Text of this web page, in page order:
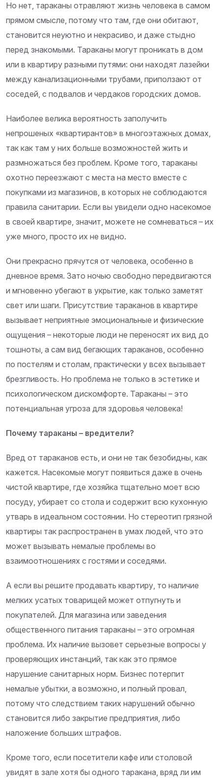
Но нет, тараканы отравляют жизнь человека в самом
прямом смысле, потому что там, где они обитают,
становится неуютно и некрасиво, и даже стыдно
перед знакомыми. Тараканы могут проникать в дом
или в квартиру разными путями: они находят лазейки
между канализационными трубами, приползают от
соседей, с подвалов и чердаков городских домов.
Наиболее велика вероятность заполучить
непрошеных «квартирантов» в многоэтажных домах,
так как там у них больше возможностей жить и
размножаться без проблем. Кроме того, тараканы
охотно переезжают с места на место вместе с
покупками из магазинов, в которых не соблюдаются
правила санитарии. Если вы увидели одно насекомое
в своей квартире, значит, можете не сомневаться – их
уже много, просто их не видно.
Они прекрасно прячутся от человека, особенно в
дневное время. Зато ночью свободно передвигаются
и мгновенно убегают в укрытие, как только заметят
свет или шаги. Присутствие тараканов в квартире
вызывает неприятные эмоциональные и физические
ощущения – некоторые люди не переносят их вид до
тошноты, а сам вид бегающих тараканов, особенно
по постелям и столам, практически у всех вызывает
брезгливость. Но проблема не только в эстетике и
психологическом дискомфорте. Тараканы – это
потенциальная угроза для здоровья человека!
Почему тараканы – вредители?
Вред от тараканов есть, и они не так безобидны, как
кажется. Насекомые могут появиться даже в очень
чистой квартире, где хозяйка тщательно моет всю
посуду, убирает со стола и содержит всю кухонную
утварь в идеальном состоянии. Но стереотип грязной
квартиры так распространен в умах людей, что это
может вызывать немалые проблемы во
взаимоотношениях с гостями и соседями.
А если вы решите продавать квартиру, то наличие
мелких усатых товарищей может отпугнуть и
покупателей. Для магазина или заведения
общественного питания тараканы – это огромная
проблема. Их наличие вызовет серьезные вопросы у
проверяющих инстанций, так как это прямое
нарушение санитарных норм. Бизнес потерпит
немалые убытки, а возможно, и полный провал,
потому что следствием таких нарушений обычно
становится либо закрытие предприятия, либо
наложение больших штрафов.
Кроме того, если посетители кафе или столовой
увидят в зале хотя бы одного таракана, вряд ли им